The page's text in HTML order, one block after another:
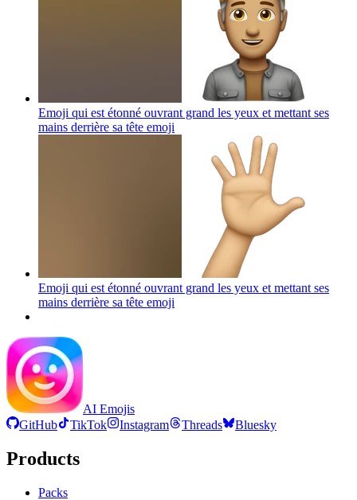
Emoji qui est étonné ouvrant grand les yeux et mettant ses
mains derrière sa tête emoji
Emoji qui est étonné ouvrant grand les yeux et mettant ses
mains derrière sa tête emoji
AI Emojis
GitHub
TikTok Instagram Threads Bluesky
Products
Packs